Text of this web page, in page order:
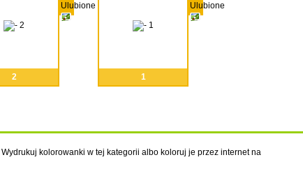
2 1
kolorowanki w tej kategorii albo koloruj je przez internet na